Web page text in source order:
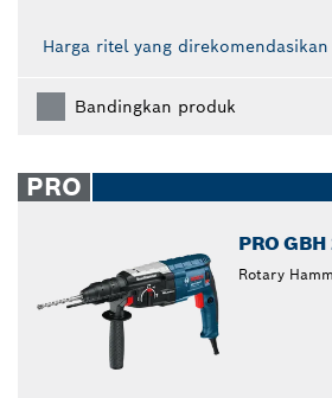
Harga ritel yang
Bandingkan produk
PRO
PRO
Rotary